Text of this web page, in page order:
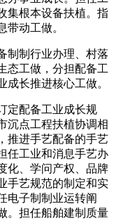
集根本设备扶植。指
带动工做。
制行业办理、村落
态工做，分担配备工
长推进核心工做。
配备工业成长规
沉点工程扶植协调相
推进手艺配备的手艺
任工业和消息手艺办
化、学问产权、品牌
手艺规范的制定和实
电子制制业运转阐
。担任船舶建制质量